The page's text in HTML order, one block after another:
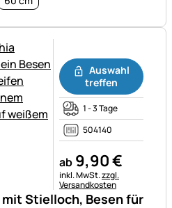
Stielloch, Besen für
Auswahl
treffen
1 - 3 Tage
504140
ab 9,90€
Steuerhinweis:
inkl. MwSt.zzgl.
Versandkosten